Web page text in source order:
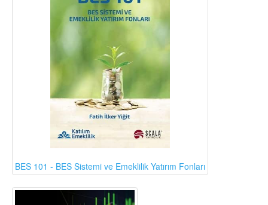
BES 101 - BES Sistemi ve Emeklilik Yatırım Fonları